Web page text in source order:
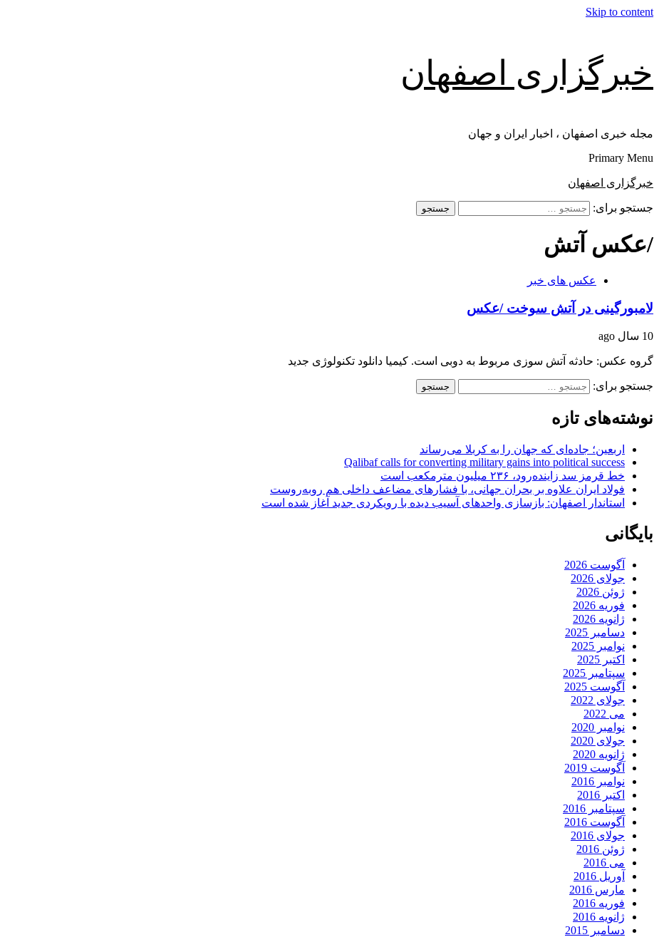
Skip to content
خبرگزاری اصفهان
مجله خبری اصفهان ، اخبار ایران و جهان
Primary Menu
خبرگزاری اصفهان
جستجو برای:
/عکس آتش
عکس های خبر
لامبورگینی در آتش سوخت /عکس
10 سال ago
گروه عکس: حادثه آتش سوزی مربوط به دوبی است. کیمیا دانلود تکنولوژی جدید
جستجو برای:
نوشته‌های تازه
اربعین؛ جاده‌ای که جهان را به کربلا می‌رساند
Qalibaf calls for converting military gains into political success
خط قرمز سد زاینده‌رود، ۲۳۶ میلیون مترمکعب است
فولاد ایران علاوه بر بحران جهانی، با فشارهای مضاعف داخلی هم روبه‌روست
استاندار اصفهان: بازسازی واحدهای آسیب دیده با رویکردی جدید آغاز شده است
بایگانی
آگوست 2026
جولای 2026
ژوئن 2026
فوریه 2026
ژانویه 2026
دسامبر 2025
نوامبر 2025
اکتبر 2025
سپتامبر 2025
آگوست 2025
جولای 2022
می 2022
نوامبر 2020
جولای 2020
ژانویه 2020
آگوست 2019
نوامبر 2016
اکتبر 2016
سپتامبر 2016
آگوست 2016
جولای 2016
ژوئن 2016
می 2016
آوریل 2016
مارس 2016
فوریه 2016
ژانویه 2016
دسامبر 2015